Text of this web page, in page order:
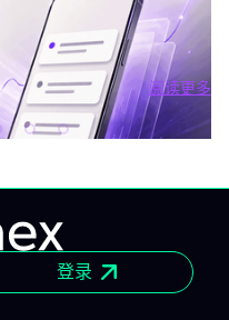
清晰的计划、市场简报和回
已。 问题不在于信息匮乏，
矛盾的观点和信号交织在市
“以后”，最后只能被动应对市
这个现象而诞生的。每月
容通知。 IVLite究竟是什
已。 具体来说，你会在手机
、短期及中期简报和市场回
填充内容。 专为积极投资、
屏幕的人设计。 你将获得哪
关键位，一目了然。你会明
设了操作框架：关注区域、
市场，而是有备而来。 短中
趋势确定时，我们有系统地
阅读更多
阅读
登录